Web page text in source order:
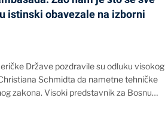
istinski obavezale na izborni
Države pozdravile su odluku visokog
Schmidta da nametne tehničke
zakona. Visoki predstavnik za Bosnu…